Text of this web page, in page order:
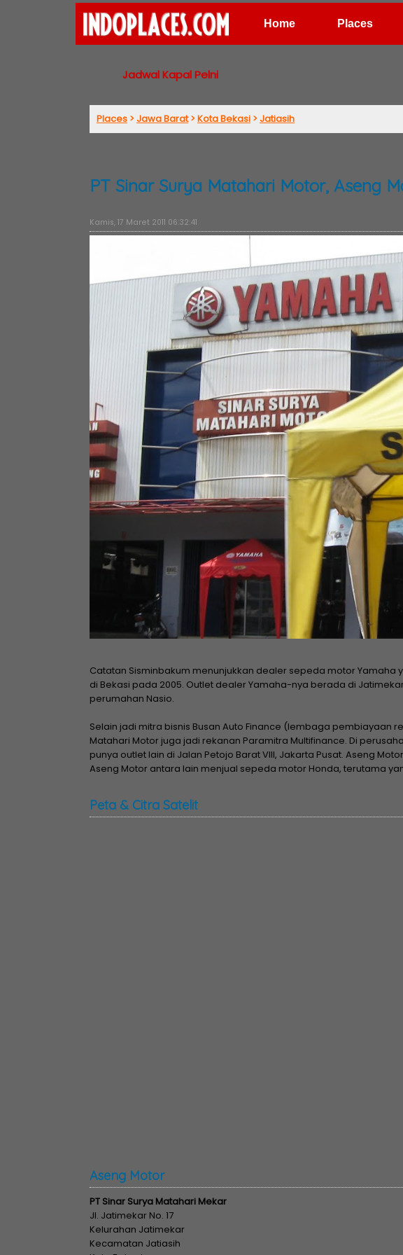
Home Places Hotel
Jadwal Kapal Pelni
Places >Jawa Barat>Kota Bekasi >Jatiasih
PT Sinar Surya Matahari Motor, Aseng
Kamis, 17 Maret 2011 06:32:41
Catatan Sisminbakum menunjukkan dealer sepeda motor Yamaha
di Bekasi pada 2005. Outlet dealer Yamaha-nya berada di
perumahan Nasio.
Selain jadi mitra bisnis Busan Auto Finance (lembaga pembiayaan
Matahari Motor juga jadi rekanan Paramitra Multifinance. Di
punya outlet lain di Jalan Petojo Barat VIII, Jakarta Pusat. Aseng
Aseng Motor antara lain menjual sepeda motor Honda, terutama
Peta & Citra Satelit
Aseng Motor
PT Sinar Surya Matahari Mekar
Jl. Jatimekar No. 17
Kelurahan Jatimekar
Kecamatan Jatiasih